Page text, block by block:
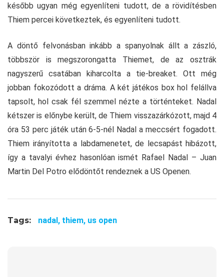
később ugyan még egyenlíteni tudott, de a rövidítésben
Thiem percei következtek, és egyenlíteni tudott.
A döntő felvonásban inkább a spanyolnak állt a zászló,
többször is megszorongatta Thiemet, de az osztrák
nagyszerű csatában kiharcolta a tie-breaket. Ott még
jobban fokozódott a dráma. A két játékos box hol felállva
tapsolt, hol csak fél szemmel nézte a történteket. Nadal
kétszer is előnybe került, de Thiem visszazárkózott, majd 4
óra 53 perc játék után 6-5-nél Nadal a meccsért fogadott.
Thiem irányította a labdamenetet, de lecsapást hibázott,
így a tavalyi évhez hasonlóan ismét Rafael Nadal – Juan
Martin Del Potro elődöntőt rendeznek a US Openen.
Tags: nadal, thiem, us open